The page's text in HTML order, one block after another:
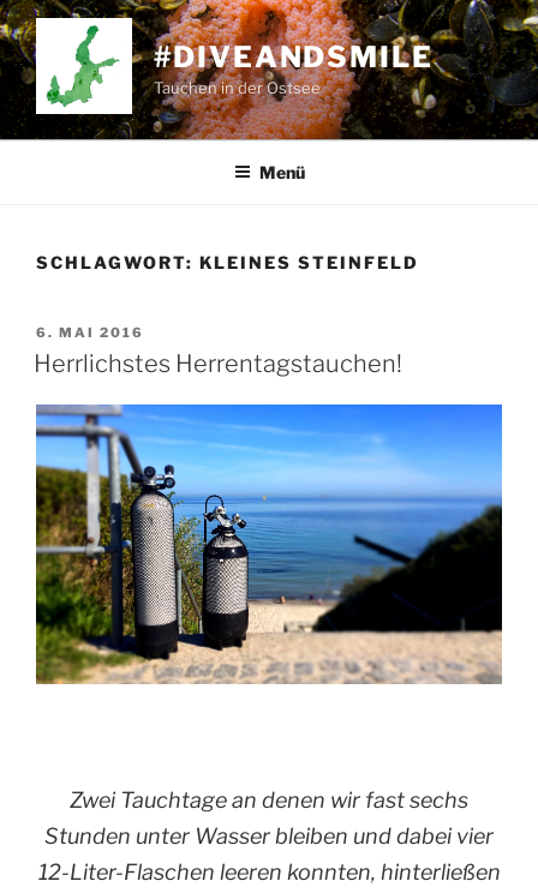
Zum
Inhalt
springen
#DIVEANDSMILE
Tauchen in der Ostsee
Menü
SCHLAGWORT: KLEINES STEINFELD
VERÖFFENTLICHT
AM
6. MAI 2016
Herrlichstes Herrentagstauchen!
Zwei Tauchtage an denen wir fast sechs
Stunden unter Wasser bleiben und dabei vier
12-Liter-Flaschen leeren konnten, hinterließen